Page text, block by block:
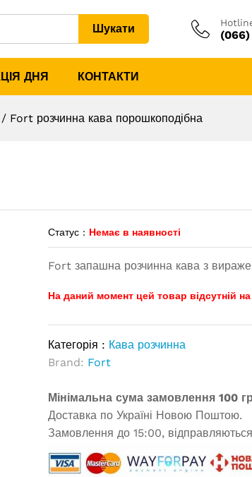
Шукати (066)
ДНЯ КОНТАКТИ
/ Fort розчинна кава порошкоподібна
Статус : Немає в наявності
Fort запашна розчинна кава з
На даний момент цей товар відсутній на
Категорія : Кава розчинна
Brand: Fort
Мінімальна сума замовлення 100
Доставка по Україні Новою Поштою.
Замовлення до 15:00,